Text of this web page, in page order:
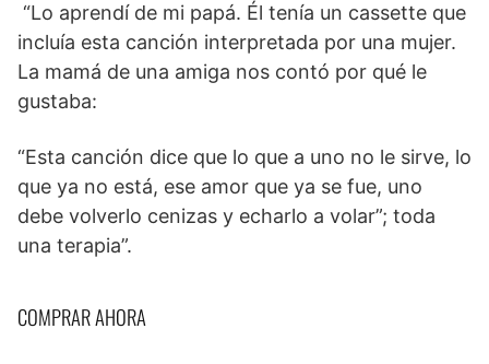
“Lo aprendí de mi papá. Él tenía un cassette que
incluía esta canción interpretada por una mujer.
La mamá de una amiga nos contó por qué le
gustaba:
“Esta canción dice que lo que a uno no le sirve, lo
que ya no está, ese amor que ya se fue, uno
debe volverlo cenizas y echarlo a volar”; toda
una terapia”.
COMPRAR AHORA